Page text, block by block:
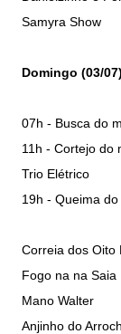
Samyra Show
Domingo (03/07)
07h - Busca do
11h - Cortejo do
Trio Elétrico
19h - Queima
Correia dos Oito
Fogo na na Saia
Mano Walter
Anjinho do